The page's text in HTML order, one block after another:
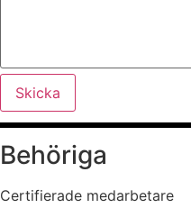
Skicka
Behöriga
Certifierade medarbetare